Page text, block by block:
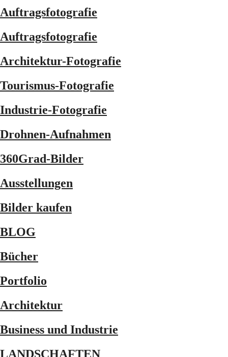
Auftragsfotografie
Auftragsfotografie
Architektur-Fotografie
Tourismus-Fotografie
Industrie-Fotografie
Drohnen-Aufnahmen
360Grad-Bilder
Ausstellungen
Bilder kaufen
BLOG
Bücher
Portfolio
Architektur
Business und Industrie
LANDSCHAFTEN